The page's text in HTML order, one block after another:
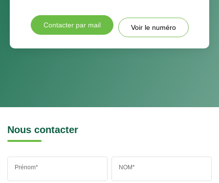
Contacter par mail Voir le numéro
Nous contacter
Prénom* NOM*